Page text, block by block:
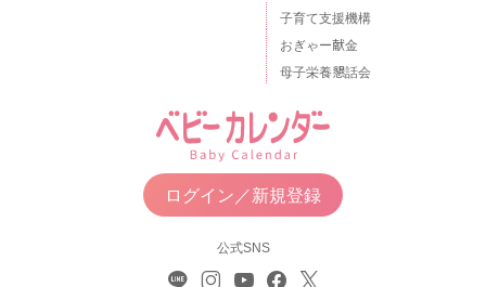
子育て支援機構
おぎゃー献金
母子栄養懇話会
ログイン／新規登録
公式SNS